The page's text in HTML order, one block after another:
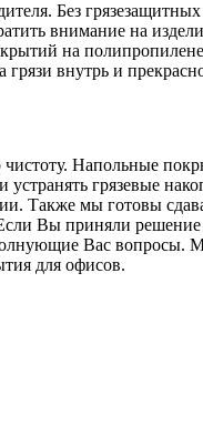
Без
внимание на
на
внутрь и
Напольные
грязевые
Также мы готовы
Вы приняли решение
Вас
для офисов.